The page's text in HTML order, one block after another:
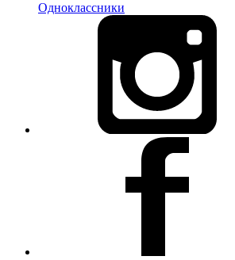
Одноклассники